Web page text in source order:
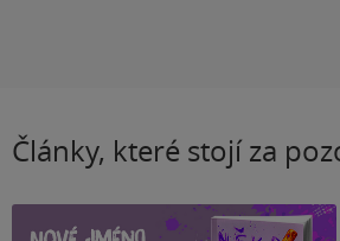
Články, které stojí za